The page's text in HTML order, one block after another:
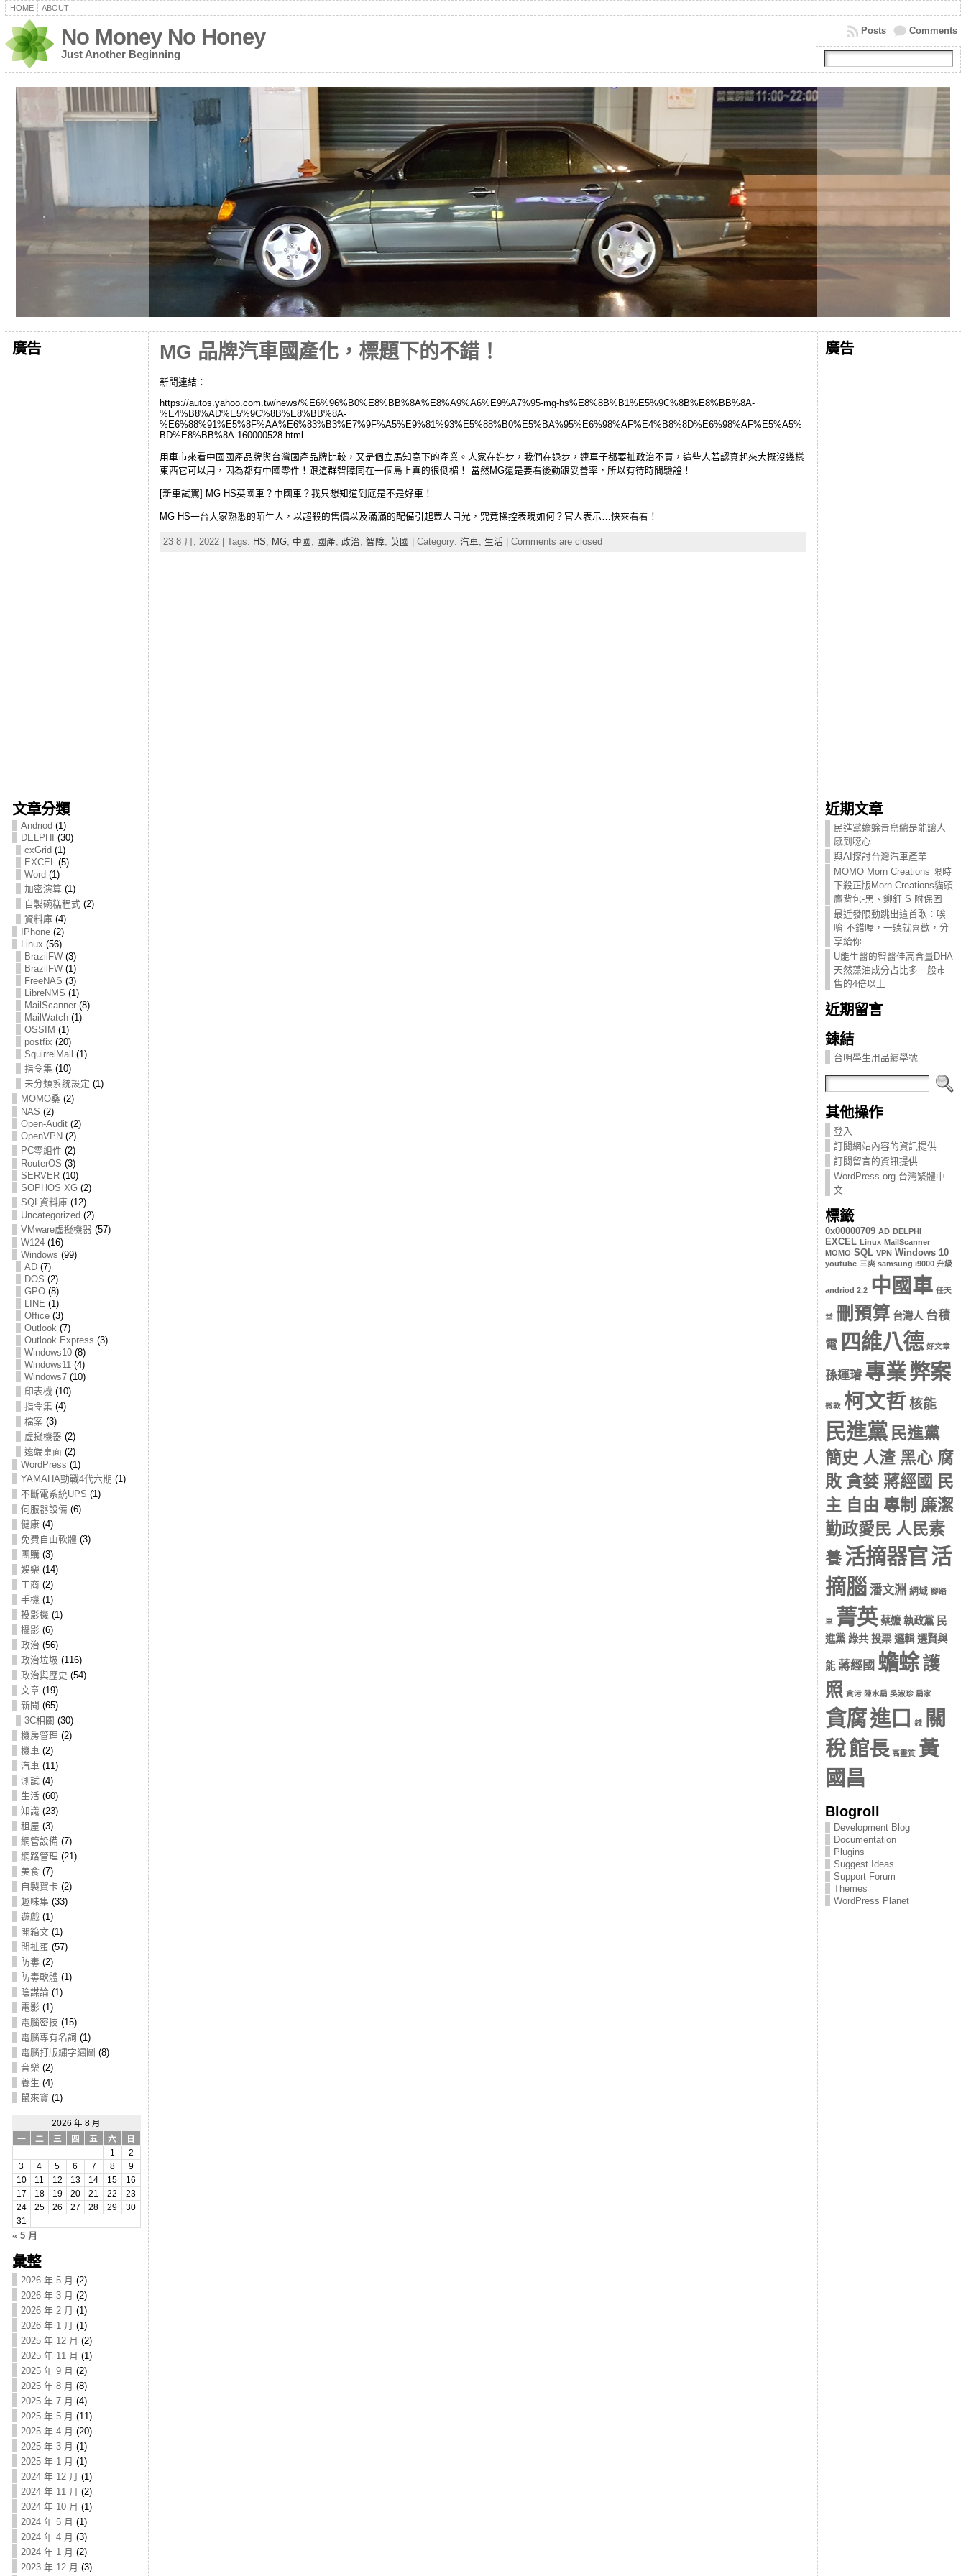
HOME ABOUT
No Money No Honey
Just Another Beginning
Comments
Posts
廣告
文章分類
Andriod (1)
DELPHI
(30)
cxGrid (1)
EXCEL(5)
Word (1)
加密演算(1)
自製碗糕程式(2)
資料庫(4)
IPhone(2)
Linux (56)
BrazilFW(3)
BrazilFW(1)
FreeNAS (3)
LibreNMS (1)
MailScanner(8)
MailWatch(1)
OSSIM (1)
postfix (20)
SquirrelMail (1)
指令集 (10)
未分類系統設定 (1)
MOMO桑 (2)
NAS (2)
Open-Audit(2)
OpenVPN (2)
PC零組件(2)
RouterOS (3)
SERVER(10)
SOPHOS XG (2)
SQL資料庫(12)
Uncategorized (2)
VMware虛擬機器 (57)
W124(16)
Windows (99)
AD(7)
DOS (2)
GPO(8)
LINE (1)
Office(3)
Outlook(7)
Outlook Express (3)
Windows10(8)
Windows11(4)
Windows7(10)
印表機 (10)
指令集 (4)
檔案 (3)
虛擬機器 (2)
遠端桌面 (2)
WordPress (1)
YAMAHA勁戰4代六期 (1)
不斷電系統UPS (1)
伺服器設備 (6)
健康(4)
免費自由軟體 (3)
團購(3)
娛樂 (14)
工商 (2)
手機 (1)
投影機 (1)
攝影 (6)
政治 (56)
政治垃圾 (116)
政治與歷史 (54)
文章 (19)
新聞 (65)
3C相關 (30)
機房管理 (2)
機車(2)
汽車(11)
測試(4)
生活(60)
知識 (23)
租屋 (3)
網管設備 (7)
網路管理 (21)
美食 (7)
自製賀卡 (2)
趣味集 (33)
遊戲(1)
開箱文(1)
閒扯蛋 (57)
防毒(2)
防毒軟體 (1)
陰謀論(1)
電影 (1)
電腦密技 (15)
電腦專有名詞 (1)
電腦打版繡字繡圖 (8)
音樂 (2)
養生 (4)
鼠來寶 (1)
2026 年 8 月
一
二 三 四 五 六
日
1
2
3
4 5 6 7 8
9
10
11 12 13 14 15
16
17
18 19 20 21 22
23
24
25 26 27 28 29
30
31
« 5 月
彙整
2026 年 5 月 (2)
2026 年 3 月 (2)
2026 年 2 月 (1)
2026 年 1 月 (1)
2025 年 12 月 (2)
2025 年 11 月 (1)
2025 年 9 月 (2)
2025 年 8 月 (8)
2025 年 7 月 (4)
2025 年 5 月 (11)
2025 年 4 月 (20)
2025 年 3 月 (1)
2025 年 1 月 (1)
2024 年 12 月 (1)
2024 年 11 月 (2)
2024 年 10 月 (1)
2024 年 5 月 (1)
2024 年 4 月 (3)
2024 年 1 月 (2)
2023 年 12 月 (3)
MG 品牌汽車國產化，標題下的不錯！
新聞連結：
https://autos.yahoo.com.tw/news/%E6%96%B0%E8%BB%8A%E8%A9%A6%E9%A7%95-mg-hs%E8%8B%B1%E5%9C%8B%E8%BB%8A-
%E4%B8%AD%E5%9C%8B%E8%BB%8A-
%E6%88%91%E5%8F%AA%E6%83%B3%E7%9F%A5%E9%81%93%E5%88%B0%E5%BA%95%E6%98%AF%E4%B8%8D%E6%98%AF%E5%A5%
BD%E8%BB%8A-160000528.html
用車市來看中國國產品牌與台灣國產品牌比較，又是個立馬知高下的產業。人家在進步，我們在退步，連車子都要扯政治不買，這些人若認真起來大概沒幾樣
東西它可以用，因為都有中國零件！跟這群智障同在一個島上真的很倒楣！ 當然MG還是要看後勤跟妥善率，所以有待時間驗證！
[新車試駕] MG HS英國車？中國車？我只想知道到底是不是好車！
MG HS一台大家熟悉的陌生人，以超殺的售價以及滿滿的配備引起眾人目光，究竟操控表現如何？官人表示…快來看看！
23 8 月, 2022 | Tags: HS MG, 中國 國產 政治 智障, 英國 | Category: 汽車 生活| Comments are closed
廣告
近期文章
民進黨蟾蜍青鳥總是能讓人
感到噁心
與AI探討台灣汽車產業
MOMO Morn Creations 限時
下殺正版Morn Creations貓頭
鷹背包-黑、鉚釘 S 附保固
最近發限動跳出這首歌：唉
唷 不錯喔，一聽就喜歡，分
享給你
U能生醫的智醫佳高含量DHA
天然藻油成分占比多一般市
售的4倍以上
近期留言
鍊結
台明學生用品繡學號
其他操作
登入
訂閱網站內容的資訊提供
訂閱留言的資訊提供
WordPress.org 台灣繁體中
文
標籤
0x00000709 AD DELPHI
EXCEL Linux MailScanner
MOMO SQL VPN Windows 10
youtube 三爽 samsung i9000 升級
andriod 2.2 中國車 任天
堂 刪預算 台灣人 台積
電 四維八德 好文章
孫運璿 專業弊案
微軟 柯文哲 核能
民進黨 民進黨
簡史 人渣 黑心 腐
敗 貪婪 蔣經國 民
主 自由 專制 廉潔
勤政愛民 人民素
養 活摘器官活
摘腦 潘文淵 網域 腳踏
車 菁英 蔡嬤 執政黨 民
進黨 綠共 投票 邏輯 選賢與
能 蔣經國 蟾蜍護
照 貪污 陳水扁 吳淑珍 扁家
貪腐進口 錢
關
稅館長 高畫質 黃
國昌
Blogroll
Development Blog
Documentation
Plugins
Suggest Ideas
Support Forum
Themes
WordPress Planet